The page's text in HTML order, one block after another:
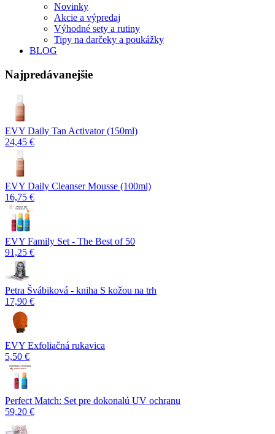
Novinky
Akcie a výpredaj
Výhodné sety a rutiny
Tipy na darčeky a poukážky
BLOG
Najpredávanejšie
EVY Daily Tan Activator (150ml)
24,45 €
EVY Daily Cleanser Mousse (100ml)
16,75 €
EVY Family Set - The Best of 50
91,25 €
Petra Švábiková - kniha S kožou na trh
17,90 €
EVY Exfoliačná rukavica
5,50 €
Perfect Match: Set pre dokonalú UV ochranu
59,20 €